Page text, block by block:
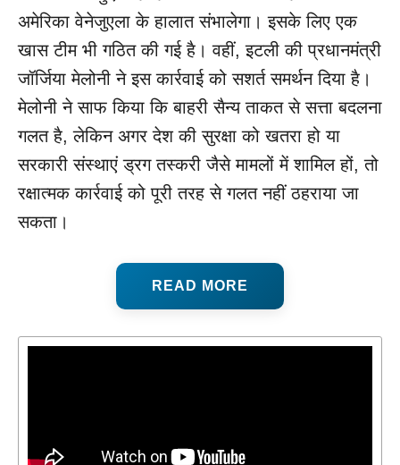
अमेरिका वेनेजुएला के हालात संभालेगा। इसके लिए एक
खास टीम भी गठित की गई है। वहीं, इटली की प्रधानमंत्री
जॉर्जिया मेलोनी ने इस कार्रवाई को सशर्त समर्थन दिया है।
मेलोनी ने साफ किया कि बाहरी सैन्य ताकत से सत्ता बदलना
गलत है, लेकिन अगर देश की सुरक्षा को खतरा हो या
सरकारी संस्थाएं ड्रग तस्करी जैसे मामलों में शामिल हों, तो
रक्षात्मक कार्रवाई को पूरी तरह से गलत नहीं ठहराया जा
सकता।
READ MORE